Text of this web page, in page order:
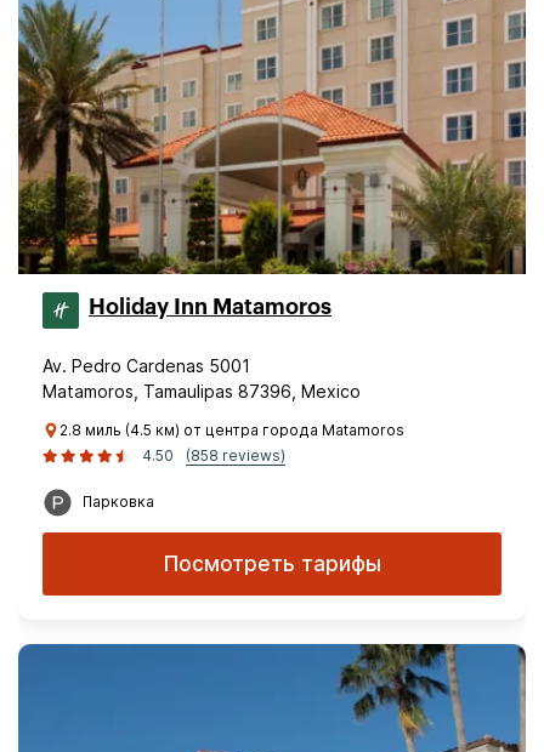
Holiday Inn Matamoros
Av. Pedro Cardenas 5001
Matamoros, Tamaulipas 87396, Mexico
2.8 миль (4.5 км) от центра города Matamoros
4.50
(858 reviews)
Парковка
Посмотреть тарифы